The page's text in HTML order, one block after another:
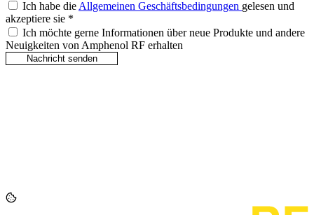
Ich habe die Allgemeinen Geschäftsbedingungen gelesen und
akzeptiere sie *
Ich möchte gerne Informationen über neue Produkte und andere
Neuigkeiten von Amphenol RF erhalten